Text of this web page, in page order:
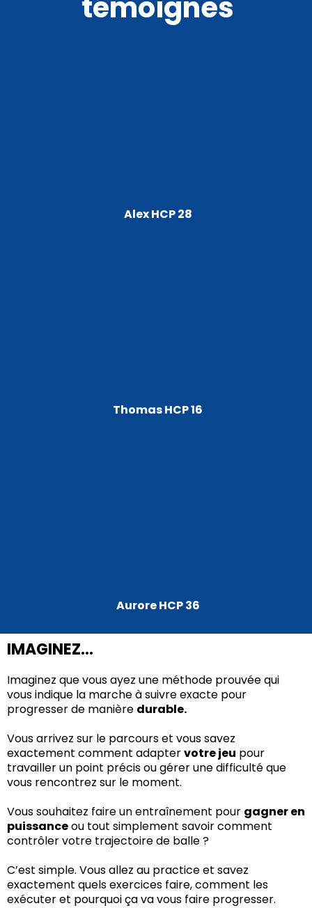
Alex HCP 28
Thomas HCP 16
Aurore HCP 36
IMAGINEZ...
Imaginez que vous ayez une méthode prouvée qui
vous indique la marche à suivre exacte pour
progresser de manière durable.
Vous arrivez sur le parcours et vous savez
exactement comment adaptervotre jeu pour
travailler un point précis ou gérer une difficulté que
vous rencontrez sur le moment.
Vous souhaitez faire un entraînement pour gagner en
puissanceou tout simplement savoir comment
contrôler votre trajectoire de balle ?
C’est simple. Vous allez au practice et savez
exactement quels exercices faire, comment les
exécuter et pourquoi ça va vous faire progresser.